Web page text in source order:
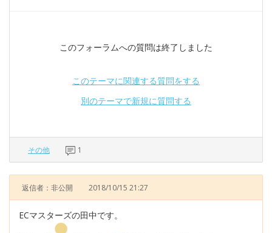
このフォーラムへの質問は終了しました
このテーマに関連する質問をする
別のテーマで新規に質問する
その他 1
返信者：非公開 2018/10/15 21:27
ECマスターズの田中です。